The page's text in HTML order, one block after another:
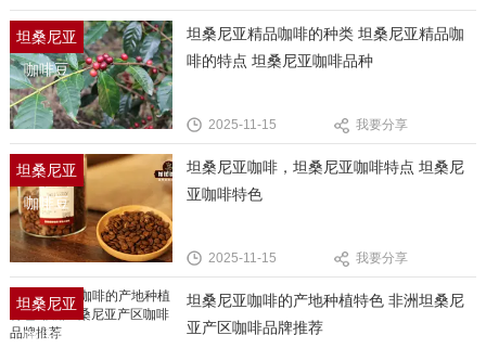
坦桑尼亚
咖啡豆
坦桑尼亚精品咖啡的种类 坦桑尼亚精品咖
啡的特点 坦桑尼亚咖啡品种
2025-11-15 我要分享
坦桑尼亚
咖啡豆
坦桑尼亚咖啡，坦桑尼亚咖啡特点 坦桑尼
亚咖啡特色
2025-11-15 我要分享
坦桑尼亚
咖啡豆
坦桑尼亚咖啡的产地种植特色 非洲坦桑尼
亚产区咖啡品牌推荐